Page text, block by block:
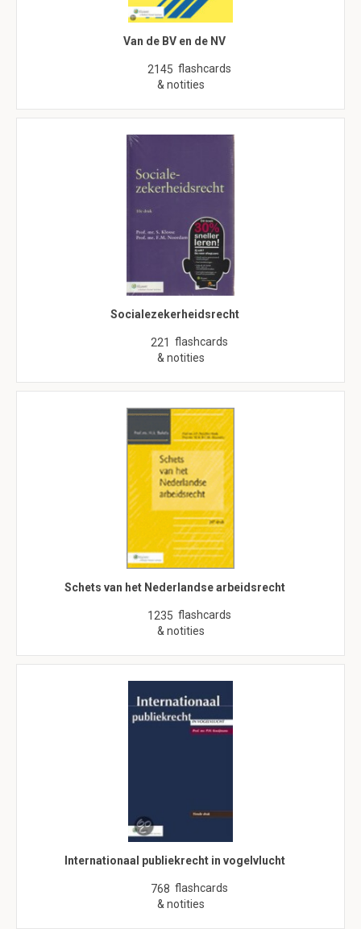
Van de BV en de NV
2145 flashcards
& notities
Socialezekerheidsrecht
221 flashcards
& notities
Schets van het Nederlandse arbeidsrecht
1235 flashcards
& notities
Internationaal publiekrecht in vogelvlucht
768 flashcards
& notities